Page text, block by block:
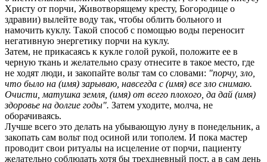
Христу от порчи, Животворящему кресту, Богородице о
здравии) вылейте воду так, чтобы облить больного и
намочить куклу. Такой способ с помощью воды переносит
негативную энергетику порчи на куклу.
Затем, не прикасаясь к кукле голой рукой, положите ее в
черную ткань и желательно сразу отнесите в такое место, где
не ходят люди, и закопайте вольт там со словами: "порчу, зло,
что было на (имя) зарываю, навсегда с (имя) все зло снимаю.
Очисти, матушка земля, (имя) от всего плохого, да дай (имя)
здоровье на долгие годы". Затем уходите, молча, не
оборачиваясь.
Лучше всего это делать на убывающую луну в понедельник, а
закопать сам вольт под осиной или тополем. И пока мастер
проводит свои ритуалы на исцеление от порчи, пациенту
желательно соблюдать хотя бы трехдневный пост, а в сам день